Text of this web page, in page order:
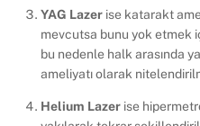
YAG Lazerise katarakt
mevcutsa bunu yok etmek
bu nedenle halk arasında
ameliyatı olarak
Helium Lazerise